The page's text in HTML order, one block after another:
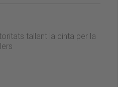
tallant la cinta per la